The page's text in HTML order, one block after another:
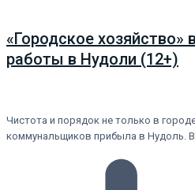
«Городское
работы в Нудоли (12+)
Чистота и порядок не только в
коммунальщиков прибыла в Нудоль. В